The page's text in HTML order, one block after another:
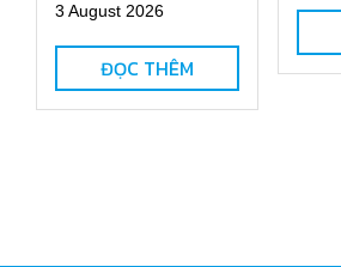
3 August 2026
ĐỌC THÊM